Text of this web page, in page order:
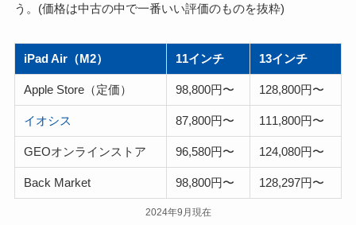
う。(価格は中古の中で一番いい評価のものを抜粋)
iPad Air（M2） 11インチ 13インチ
Apple Store（定価） 98,800円〜 128,800円〜
イオシス 87,800円〜 111,800円〜
GEOオンラインストア 96,580円〜 124,080円〜
Back Market 98,800円〜 128,297円〜
2024年9月現在